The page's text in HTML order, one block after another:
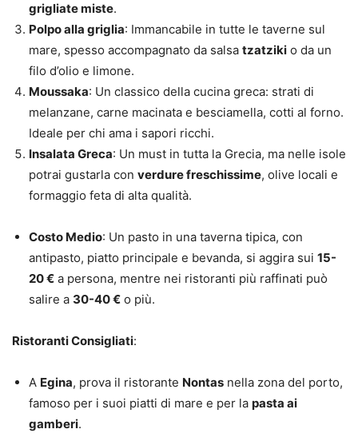
grigliate miste.
Polpo alla griglia: Immancabile in tutte le taverne sul
mare, spesso accompagnato da salsa tzatziki o da un
filo d’olio e limone.
Moussaka: Un classico della cucina greca: strati di
melanzane, carne macinata e besciamella, cotti al forno.
Ideale per chi ama i sapori ricchi.
Insalata Greca: Un must in tutta la Grecia, ma nelle isole
potrai gustarla con verdure freschissime, olive locali e
formaggio feta di alta qualità.
Costo Medio: Un pasto in una taverna tipica, con
antipasto, piatto principale e bevanda, si aggira sui 15-
20 € a persona, mentre nei ristoranti più raffinati può
salire a 30-40 € o più.
Ristoranti Consigliati:
A Egina, prova il ristorante Nontas nella zona del porto,
famoso per i suoi piatti di mare e per la pasta ai
gamberi.